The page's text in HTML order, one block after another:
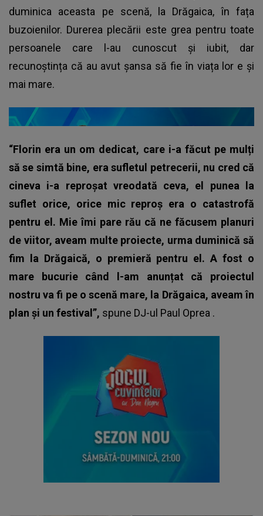
duminica aceasta pe scenă, la Drăgaica, în fața
buzoienilor. Durerea plecării este grea pentru toate
persoanele care l-au cunoscut și iubit, dar
recunoștința că au avut șansa să fie în viața lor e și
mai mare.
“Florin era un om dedicat, care i-a făcut pe mulți
să se simtă bine, era sufletul petrecerii, nu cred că
cineva i-a reproșat vreodată ceva, el punea la
suflet orice, orice mic reproș era o catastrofă
pentru el. Mie îmi pare rău că ne făcusem planuri
de viitor, aveam multe proiecte, urma duminică să
fim la Drăgaică, o premieră pentru el. A fost o
mare bucurie când l-am anunțat că proiectul
nostru va fi pe o scenă mare, la Drăgaica, aveam în
plan și un festival”, spune DJ-ul Paul Oprea .